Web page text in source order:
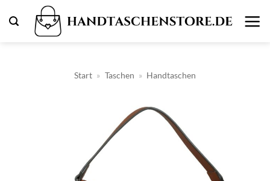
Inhalt
Start » Taschen » Handtaschen